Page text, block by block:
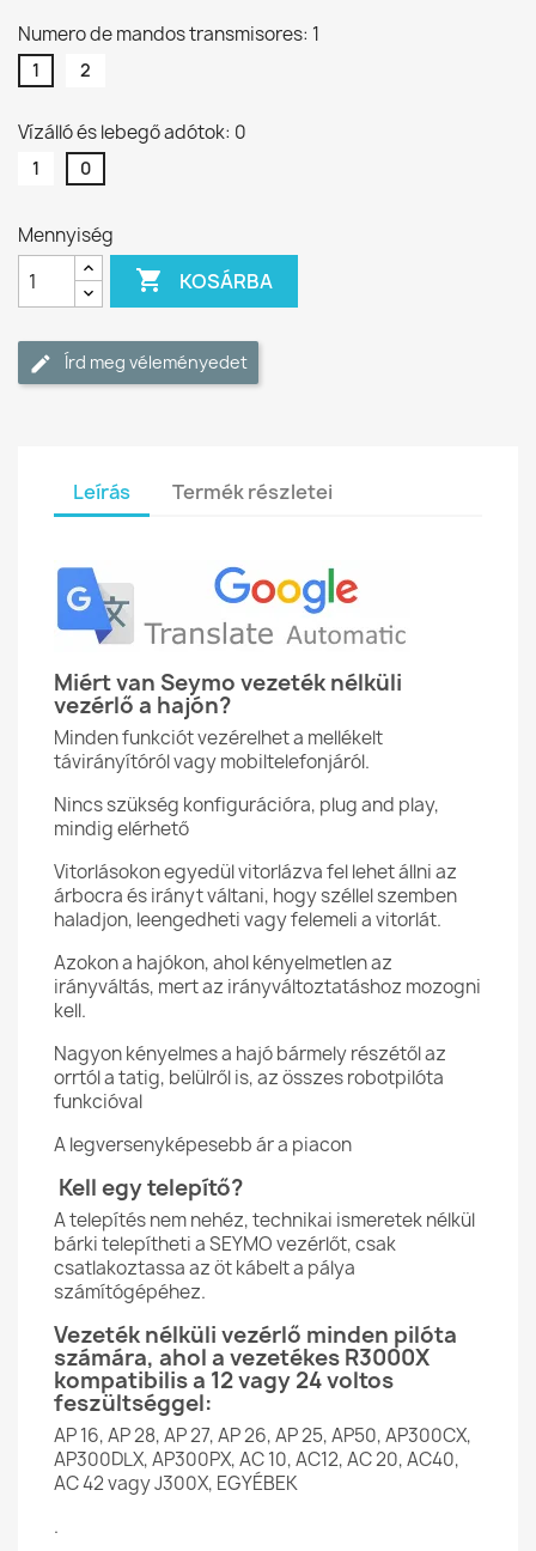
Numero de mandos transmisores: 1
1 2
Vízálló és lebegő adótok: 0
1 0
Mennyiség
 KOSÁRBA
Írd meg véleményedet
Leírás Termék részletei
Miért van Seymo vezeték nélküli
vezérlő a hajón?
Minden funkciót vezérelhet a mellékelt
távirányítóról vagy mobiltelefonjáról.
Nincs szükség konfigurációra, plug and play,
mindig elérhető
Vitorlásokon egyedül vitorlázva fel lehet állni az
árbocra és irányt váltani, hogy széllel szemben
haladjon, leengedheti vagy felemeli a vitorlát.
Azokon a hajókon, ahol kényelmetlen az
irányváltás, mert az irányváltoztatáshoz mozogni
kell.
Nagyon kényelmes a hajó bármely részétől az
orrtól a tatig, belülről is, az összes robotpilóta
funkcióval
A legversenyképesebb ár a piacon
Kell egy telepítő?
A telepítés nem nehéz, technikai ismeretek nélkül
bárki telepítheti a SEYMO vezérlőt, csak
csatlakoztassa az öt kábelt a pálya
számítógépéhez.
Vezeték nélküli vezérlő minden pilóta
számára, ahol a vezetékes R3000X
kompatibilis a 12 vagy 24 voltos
feszültséggel:
AP 16, AP 28, AP 27, AP 26, AP 25, AP50, AP300CX,
AP300DLX, AP300PX, AC 10, AC12, AC 20, AC40,
AC 42 vagy J300X, EGYÉBEK
.